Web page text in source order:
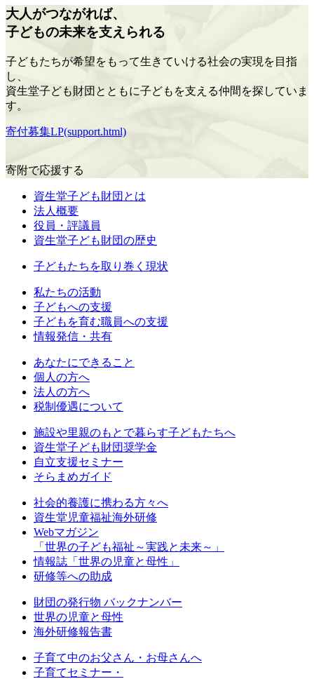
大人がつながれば、
子どもの未来を支えられる
子どもたちが希望をもって生きていける社会の実現を目指
し、
資生堂子ども財団とともに子どもを支える仲間を探していま
す。
寄付募集LP(support.html)
寄附で応援する
資生堂子ども財団とは
法人概要
役員・評議員
資生堂子ども財団の歴史
子どもたちを取り巻く現状
私たちの活動
⼦どもへの⽀援
子どもを育む職員への支援
情報発信・共有
あなたにできること
個人の方へ
法人の方へ
税制優遇について
施設や里親のもとで暮らす子どもたちへ
資生堂子ども財団奨学金
自立支援セミナー
そらまめガイド
社会的養護に携わる方々へ
資生堂児童福祉海外研修
Webマガジン
「世界の子ども福祉～実践と未来～」
情報誌「世界の児童と母性」
研修等への助成
財団の発行物 バックナンバー
世界の児童と母性
海外研修報告書
子育て中のお父さん・お母さんへ
子育てセミナー・